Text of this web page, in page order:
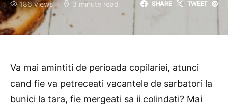
186 views 3 minute read SHARE TWEET
Va mai amintiti de perioada copilariei, atunci
cand fie va petreceati vacantele de sarbatori la
bunici la tara, fie mergeati sa ii colindati? Mai